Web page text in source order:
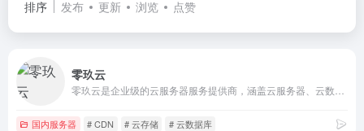
排序 发布 更新 浏览 点赞
零玖云
国内服务器 # CDN # 云存储 # 云数据库